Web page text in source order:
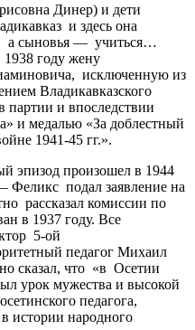
Динер) и дети
и здесь она
а сыновья — учиться…
1938 году жену
исключенную из
Владикавказского
партии и впоследствии
и медалью «За доблестный
1941-45 гг.».
эпизод произошел в 1944
Феликс подал заявление на
рассказал комиссии по
в 1937 году. Все
5-ой
педагог Михаил
сказал, что «в Осетии
урок мужества и высокой
педагога,
истории народного